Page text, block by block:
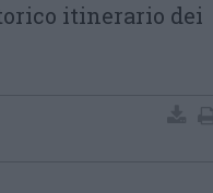
itinerario dei